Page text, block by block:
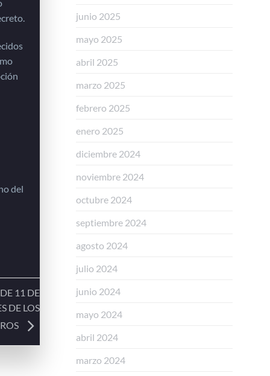
del
11 DE
DE LOS
junio 2025
mayo 2025
abril 2025
marzo 2025
febrero 2025
enero 2025
diciembre 2024
noviembre 2024
octubre 2024
septiembre 2024
agosto 2024
julio 2024
junio 2024
mayo 2024
abril 2024
marzo 2024